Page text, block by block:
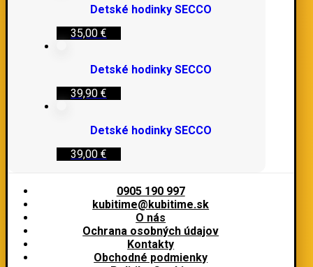
Detské hodinky SECCO
35,00 €
Detské hodinky SECCO
39,90 €
Detské hodinky SECCO
39,00 €
0905 190 997
kubitime@kubitime.sk
O nás
Ochrana osobných údajov
Kontakty
Obchodné podmienky